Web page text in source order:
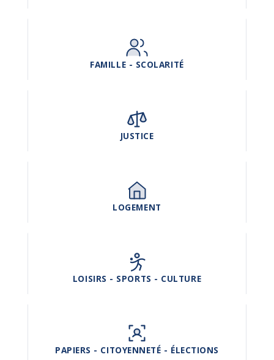
FAMILLE - SCOLARITÉ
JUSTICE
LOGEMENT
LOISIRS - SPORTS - CULTURE
PAPIERS - CITOYENNETÉ - ÉLECTIONS